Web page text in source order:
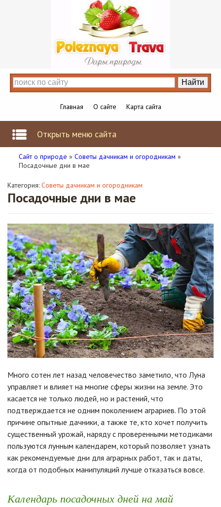
Главная О сайте Карта сайта
Открыть меню сайта
Сайт о природе » Советы дачникам и огородникам »
Посадочные дни в мае
Категория: Советы дачникам и огородникам
Посадочные дни в мае
Много сотен лет назад человечество заметило, что Луна
управляет и влияет на многие сферы жизни на земле. Это
касается не только людей, но и растений, что
подтверждается не одним поколением аграриев. По этой
причине опытные дачники, а также те, кто хочет получить
существенный урожай, наряду с проверенными методиками
пользуются лунным календарем, который позволяет узнать
как рекомендуемые дни для аграрных работ, так и даты,
когда от подобных манипуляций лучше отказаться вовсе.
Календарь посадочных дней на май